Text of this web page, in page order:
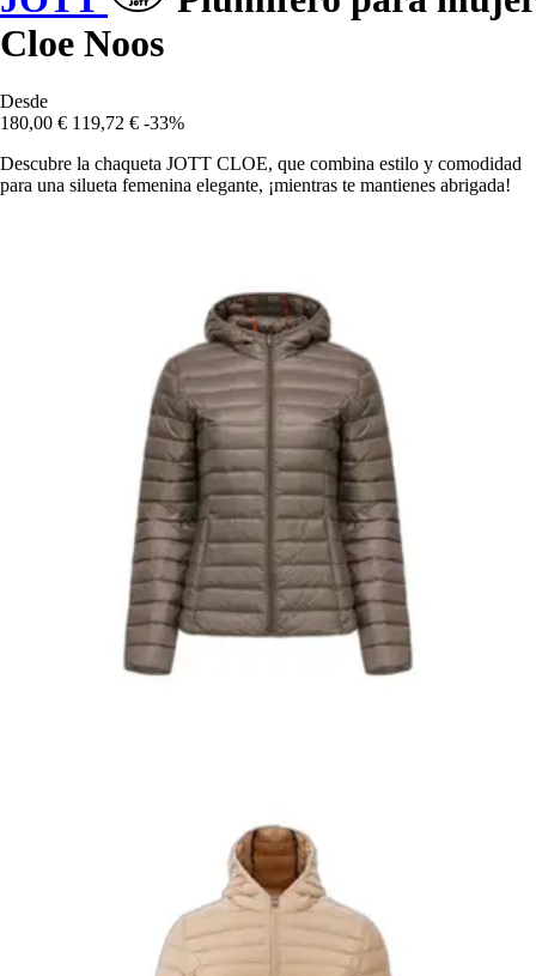
Cloe Noos
Desde
180,00 € 119,72 € -33%
Descubre la chaqueta JOTT CLOE, que combina estilo y comodidad
para una silueta femenina elegante, ¡mientras te mantienes abrigada!